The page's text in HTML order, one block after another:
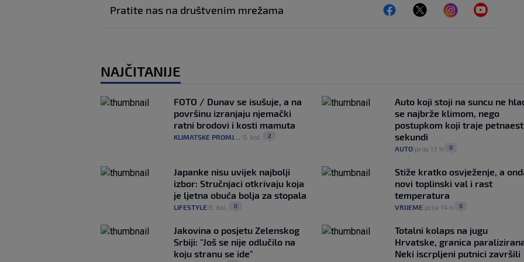
Pratite nas na društvenim mrežama
NAJČITANIJE
FOTO / Dunav se isušuje, a na
površinu izranjaju njemački
ratni brodovi i kosti mamuta
KLIMATSKE PROMJENE 5. kol. 2
Auto koji stoji na suncu ne
se najbrže klimom, nego
postupkom koji traje petnaest
sekundi
AUTO| prije 13 h 0
Japanke nisu uvijek najbolji
izbor: Stručnjaci otkrivaju koja
je ljetna obuća bolja za stopala
LIFESTYLE 6. kol. 0
Stiže kratko osvježenje, a
novi toplinski val i rast
temperatura
VRIJEME| prije 14 h 0
Jakovina o posjetu Zelenskog
Srbiji: "Još se nije odlučilo na
koju stranu se ide"
Totalni kolaps na jugu
Hrvatske, granica
Neki iscrpljeni putnici završili